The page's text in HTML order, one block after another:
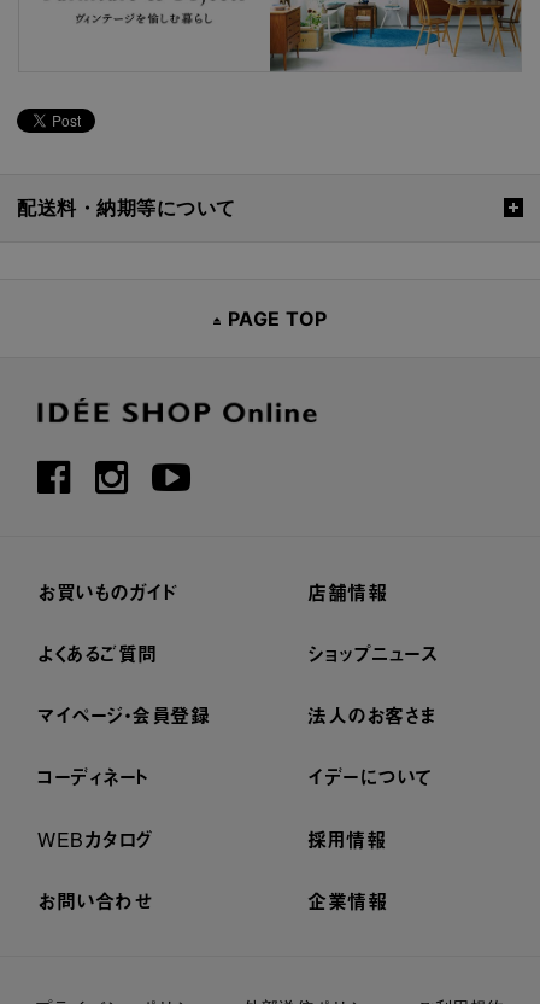
配送料・納期等について
PAGE TOP
お買いものガイド
よくあるご質問
マイページ・会員登録
コーディネート
WEBカタログ
お問い合わせ
店舗情報
ショップニュース
法人のお客さま
イデーについて
採用情報
企業情報